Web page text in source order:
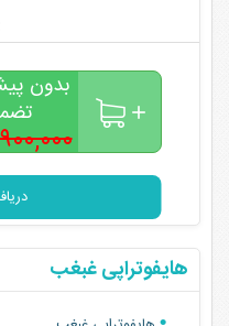
بدون
۵,۹۰۰,۰۰۰
هایفوتراپی غبغب